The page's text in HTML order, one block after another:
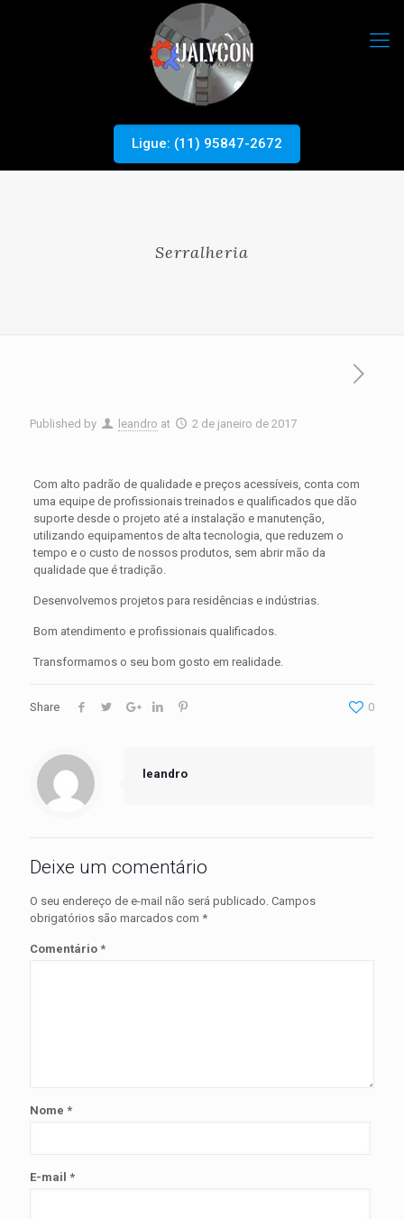
Ligue: (11) 95847-2672
Serralheria
Published by leandro at 2 de janeiro de 2017
Com alto padrão de qualidade e preços acessíveis, conta com
uma equipe de profissionais treinados e qualificados que dão
suporte desde o projeto até a instalação e manutenção,
utilizando equipamentos de alta tecnologia, que reduzem o
tempo e o custo de nossos produtos, sem abrir mão da
qualidade que é tradição.
Desenvolvemos projetos para residências e indústrias.
Bom atendimento e profissionais qualificados.
Transformamos o seu bom gosto em realidade.
Share 0
leandro
Deixe um comentário
O seu endereço de e-mail não será publicado. Campos
obrigatórios são marcados com *
Comentário *
Nome *
E-mail *